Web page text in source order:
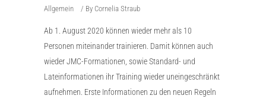
Allgemein By Cornelia Straub
Ab 1. August 2020 können wieder mehr als 10
Personen miteinander trainieren. Damit können auch
wieder JMC-Formationen, sowie Standard- und
Lateinformationen ihr Training wieder uneingeschränkt
aufnehmen. Erste Informationen zu den neuen Regeln